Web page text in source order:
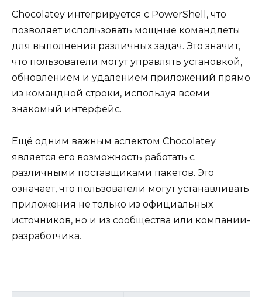
Chocolatey интегрируется с PowerShell, что
позволяет использовать мощные командлеты
для выполнения различных задач. Это значит,
что пользователи могут управлять установкой,
обновлением и удалением приложений прямо
из командной строки, используя всеми
знакомый интерфейс.
Ещё одним важным аспектом Chocolatey
является его возможность работать с
различными поставщиками пакетов. Это
означает, что пользователи могут устанавливать
приложения не только из официальных
источников, но и из сообщества или компании-
разработчика.